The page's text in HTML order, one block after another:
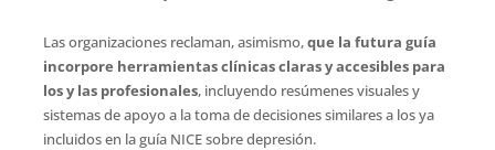
Las organizaciones reclaman, asimismo,que la futura guía
incorpore herramientas clínicas claras y accesibles para
los y las profesionales, incluyendo resúmenes visuales y
sistemas de apoyo a la toma de decisiones similares a los ya
incluidos en la guía NICE sobre depresión.